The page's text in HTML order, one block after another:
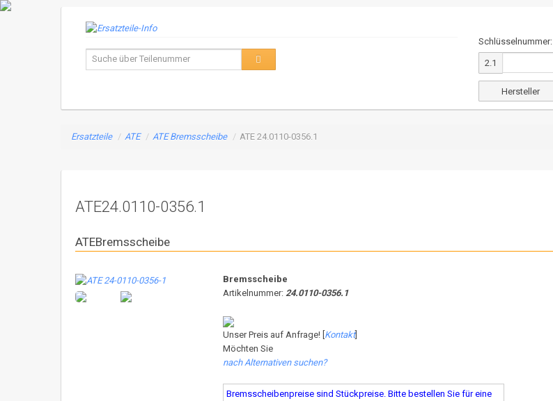
Schlüsselnummer:
2.1
Hersteller
Ersatzteile / ATE / ATE Bremsscheibe / ATE 24.0110-0356.1
ATE24.0110-0356.1
ATEBremsscheibe
Bremsscheibe
Artikelnummer:24.0110-0356.1
Unser Preis auf Anfrage! [ Kontakt]
Möchten Sie
nach Alternativen suchen?
Bremsscheibenpreise sind Stückpreise. Bitte bestellen Sie für eine